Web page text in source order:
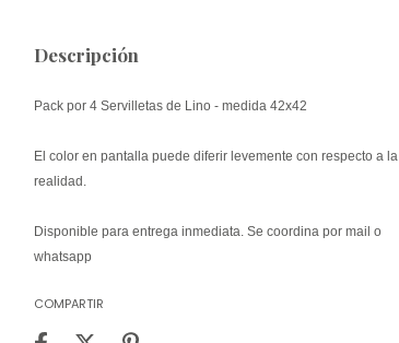
Descripción
Pack por 4 Servilletas de Lino - medida 42x42
El color en pantalla puede diferir levemente con respecto a la
realidad.
Disponible para entrega inmediata. Se coordina por mail o
whatsapp
COMPARTIR